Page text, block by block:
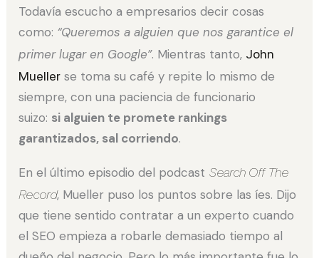
Todavía escucho a empresarios decir cosas
como: “Queremos a alguien que nos garantice el
primer lugar en Google”. Mientras tanto, John
Mueller se toma su café y repite lo mismo de
siempre, con una paciencia de funcionario
suizo: si alguien te promete rankings
garantizados, sal corriendo.
En el último episodio del podcast Search Off The
Record, Mueller puso los puntos sobre las íes. Dijo
que tiene sentido contratar a un experto cuando
el SEO empieza a robarle demasiado tiempo al